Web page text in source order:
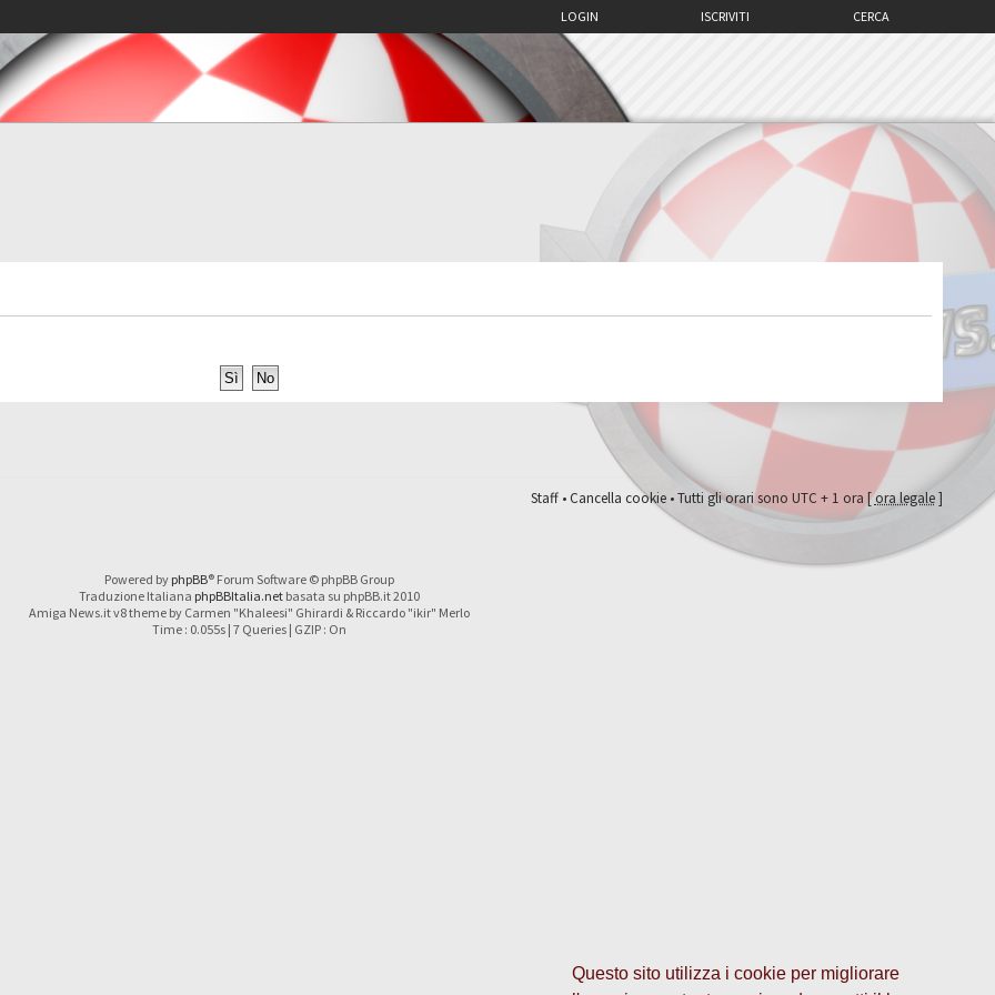
Questo sito utilizza i cookie per migliorare
CERCA
ISCRIVITI
LOGIN
Staff•Cancella cookie• Tutti gli orari sono UTC + 1 ora [ora legale]
Powered by phpBB® Forum Software © phpBB Group
Traduzione Italiana phpBBItalia.netbasata su phpBB.it 2010
Amiga News.it v8 theme by Carmen "Khaleesi" Ghirardi & Riccardo "ikir" Merlo
Time : 0.055s | 7 Queries | GZIP : On